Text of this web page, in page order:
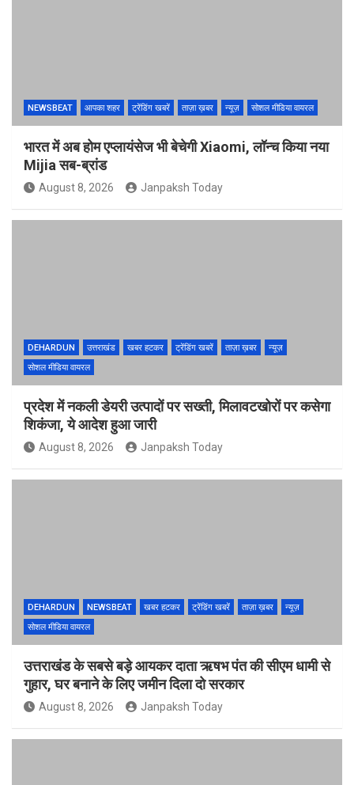
NEWSBEAT आपका शहर ट्रेंडिंग खबरें ताज़ा ख़बर न्यूज़ सोशल मीडिया वायरल
भारत में अब होम एप्लायंसेज भी बेचेगी Xiaomi, लॉन्च किया नया
Mijia सब-ब्रांड
August 8, 2026 Janpaksh Today
DEHARDUN उत्तराखंड खबर हटकर ट्रेंडिंग खबरें ताज़ा ख़बर
न्यूज़
सोशल मीडिया वायरल
प्रदेश में नकली डेयरी उत्पादों पर सख्ती, मिलावटखोरों पर कसेगा
शिकंजा, ये आदेश हुआ जारी
August 8, 2026 Janpaksh Today
DEHARDUN NEWSBEAT खबर हटकर ट्रेंडिंग खबरें ताज़ा ख़बर
न्यूज़
सोशल मीडिया वायरल
उत्तराखंड के सबसे बड़े आयकर दाता ऋषभ पंत की सीएम धामी से
गुहार, घर बनाने के लिए जमीन दिला दो सरकार
August 8, 2026 Janpaksh Today